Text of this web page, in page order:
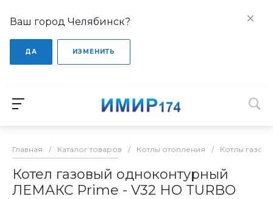
Ваш город Челябинск?
ДА ИЗМЕНИТЬ
Главная / Каталог товаров / Котлы отопления / Котлы
Котел газовый одноконтурный
ЛЕМАКС Prime - V32 НО TURBO